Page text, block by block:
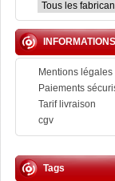
INFORMATIONS
Mentions légales
Paiements
Tarif livraison
cgv
Tags